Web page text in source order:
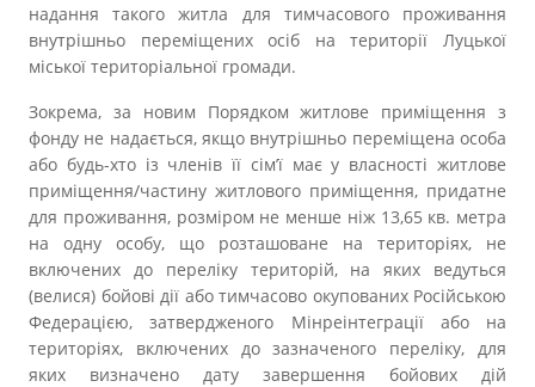
Документи
надання такого житла для тимчасового проживання
внутрішньо переміщених осіб на території Луцької
міської територіальної громади.
Зокрема, за новим Порядком житлове приміщення з
фонду не надається, якщо внутрішньо переміщена особа
або будь-хто із членів її сім’ї має у власності житлове
приміщення/частину житлового приміщення, придатне
для проживання, розміром не менше ніж 13,65 кв. метра
на одну особу, що розташоване на територіях, не
включених до переліку територій, на яких ведуться
(велися) бойові дії або тимчасово окупованих Російською
Федерацією, затвердженого Мінреінтеграції або на
територіях, включених до зазначеного переліку, для
яких визначено дату завершення бойових дій